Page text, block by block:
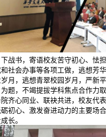
下战书，寄语校友苦守初心、怯
社会办事等各项工做，逃想芳
月，逃想青翠校园岁月，严新
题，不竭提拔学科焦点合作力
齐心同业、联袂共进，校友代
初心、激发奋进动力的主要场
长。